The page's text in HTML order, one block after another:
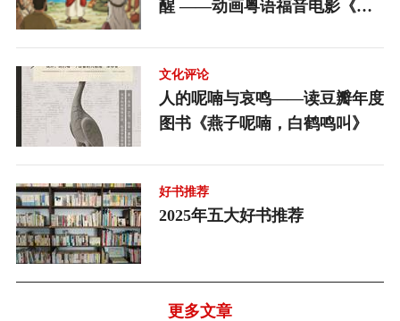
醒 ——动画粤语福音电影《万
文化评论
人的呢喃与哀鸣——读豆瓣年度
图书《燕子呢喃，白鹤鸣叫》
好书推荐
2025年五大好书推荐
更多文章